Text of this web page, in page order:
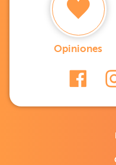
Opiniones